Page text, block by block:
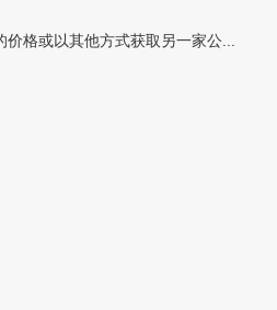
格或以其他方式获取另一家公...